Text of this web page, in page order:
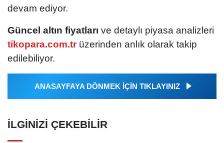
devam ediyor.
Güncel altın fiyatları ve detaylı piyasa analizleri
tikopara.com.trüzerinden anlık olarak takip
edilebiliyor.
ANASAYFAYA DÖNMEK İÇİN TIKLAYINIZ
İLGINIZI ÇEKEBILIR